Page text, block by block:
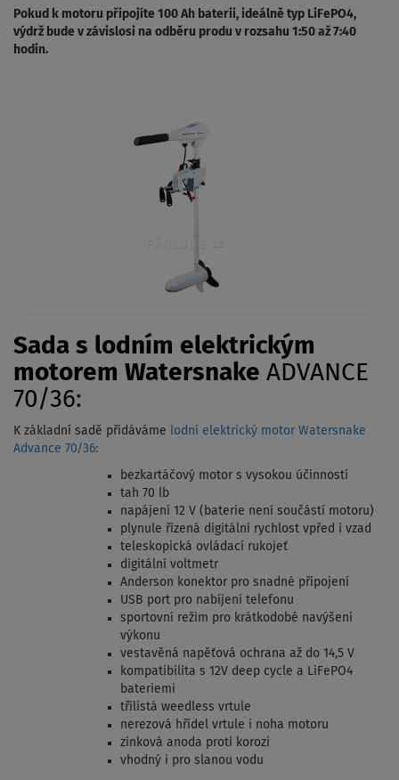
Pokud k motoru připojíte 100 Ah baterii, ideálně typ LiFePO4,
výdrž bude v závislosi na odběru produ v rozsahu 1:50 až 7:40
hodin.
Sada s lodním elektrickým
motorem Watersnake ADVANCE
70/36:
K základní sadě přidáváme lodní elektrický motor Watersnake
Advance 70/36:
bezkartáčový motor s vysokou účinností
tah 70 lb
napájení 12 V (baterie není součástí motoru)
plynule řízená digitální rychlost vpřed i vzad
teleskopická ovládací rukojeť
digitální voltmetr
Anderson konektor pro snadné připojení
USB port pro nabíjení telefonu
sportovní režim pro krátkodobé navýšení
výkonu
vestavěná napěťová ochrana až do 14,5 V
kompatibilita s 12V deep cycle a LiFePO4
bateriemi
třílistá weedless vrtule
nerezová hřídel vrtule i noha motoru
zinková anoda proti korozi
vhodný i pro slanou vodu